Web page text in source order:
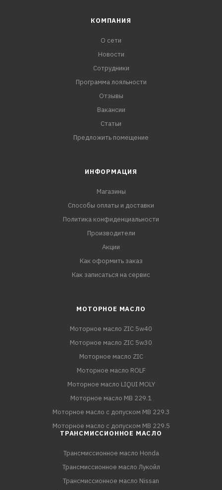
КОМПАНИЯ
О сети
Новости
Сотрудники
Программа лояльности
Отзывы
Вакансии
Статьи
Предложить помещение
ИНФОРМАЦИЯ
Магазины
Способы оплаты и доставки
Политика конфиденциальности
Производители
Акции
Как оформить заказ
Как записаться на сервис
МОТОРНОЕ МАСЛО
Моторное масло ZIC 5w40
Моторное масло ZIC 5w30
Моторное масло ZIC
Моторное масло ROLF
Моторное масло LIQUI MOLY
Моторное масло MB 229.1
Моторное масло с допуском MB 229.3
Моторное масло с допуском MB 229.5
ТРАНСМИССИОННОЕ МАСЛО
Трансмиссионное масло Honda
Трансмиссионное масло Лукойл
Трансмиссионное масло Nissan